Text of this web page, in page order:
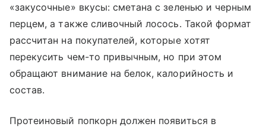
«закусочные» вкусы: сметана с зеленью и черным
перцем, а также сливочный лосось. Такой формат
рассчитан на покупателей, которые хотят
перекусить чем-то привычным, но при этом
обращают внимание на белок, калорийность и
состав.
Протеиновый попкорн должен появиться в